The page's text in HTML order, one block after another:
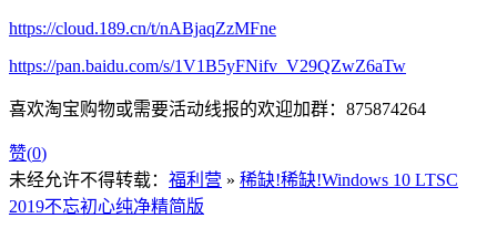
https://cloud.189.cn/t/nABjaqZzMFne
https://pan.baidu.com/s/1V1B5yFNifv_V29QZwZ6aTw
喜欢淘宝购物或需要活动线报的欢迎加群：875874264
赞(0)
未经允许不得转载： 福利营 » 稀缺!稀缺!Windows 10 LTSC
2019不忘初心纯净精简版